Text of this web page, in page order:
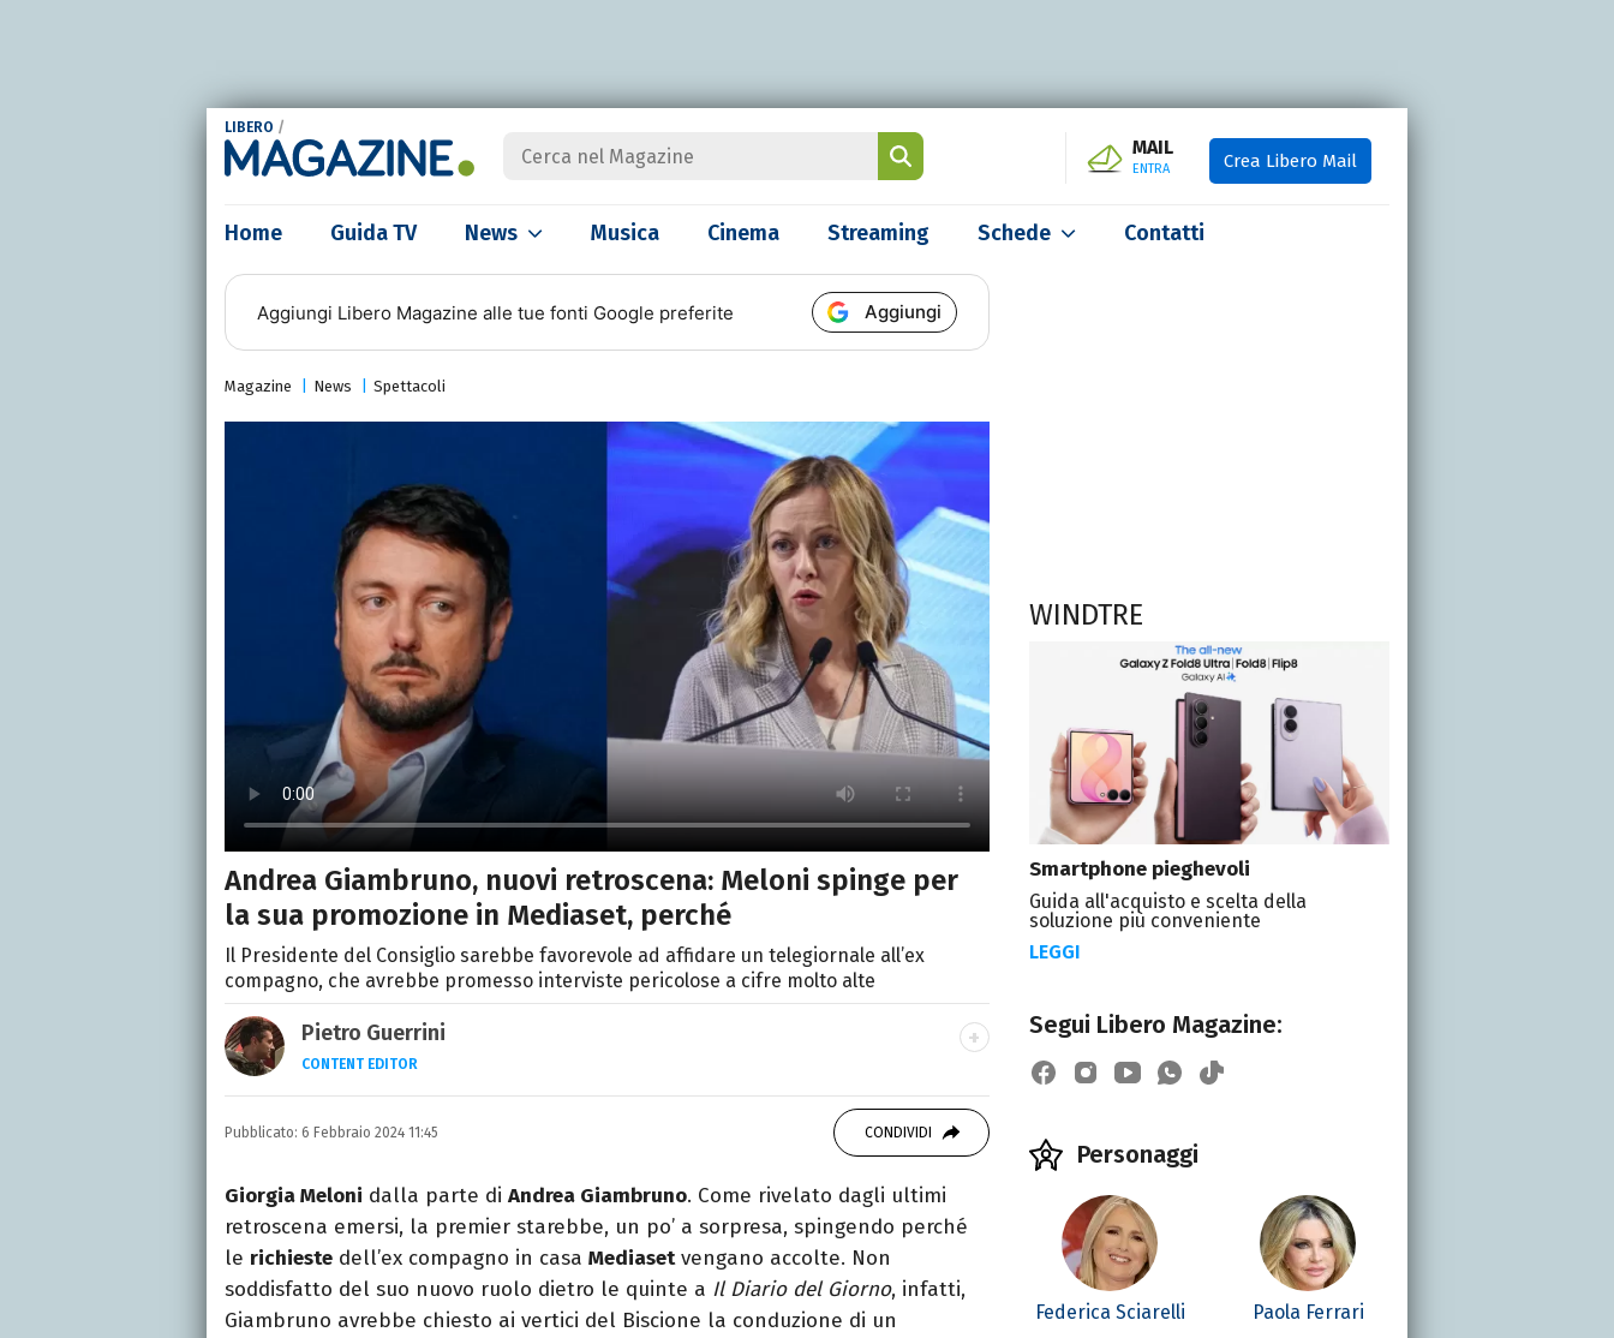
LIBERO /
MAIL
ENTRA Crea Libero Mail
Home Guida TV News Musica Cinema Streaming Schede Contatti
Aggiungi Libero Magazine alle tue fonti Google preferite Aggiungi
Magazine News Spettacoli
Andrea Giambruno, nuovi retroscena: Meloni spinge per
la sua promozione in Mediaset, perché
Il Presidente del Consiglio sarebbe favorevole ad affidare un telegiornale all’ex
compagno, che avrebbe promesso interviste pericolose a cifre molto alte
Pietro Guerrini
CONTENT EDITOR
Laurea in Lettere, smania di viaggi e passione per i cartoni (della pizza
e della Pixar).
Pubblicato: 6 Febbraio 2024 11:45 CONDIVIDI
Giorgia Meloni dalla parte di Andrea Giambruno. Come rivelato dagli ultimi
retroscena emersi, la premier starebbe, un po’ a sorpresa, spingendo perché
le richieste dell’ex compagno in casa Mediasetvengano accolte. Non
soddisfatto del suo nuovo ruolo dietro le quinte a Il Diario del Giorno, infatti,
Giambruno avrebbe chiesto ai vertici del Biscione la conduzione di un
WINDTRE
Smartphone pieghevoli
Guida all'acquisto e scelta della
soluzione più conveniente
LEGGI
Segui Libero Magazine:
Personaggi
Federica Sciarelli Paola Ferrari